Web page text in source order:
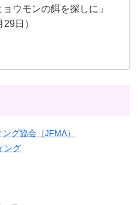
ウモンの餌を探しに」
日）
グ協会（JFMA）
ング